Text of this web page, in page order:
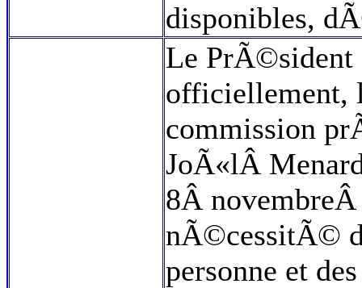
disponibles,
Le
officiellement,
commission
JoÃ«lÂ
8Â
nÃ©cessitÃ©
personne et